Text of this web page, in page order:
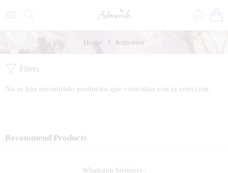
Home Kimonos
Filters
No se han encontrado productos que coincidan con tu selección.
Recommend Products
Whatsapp business :